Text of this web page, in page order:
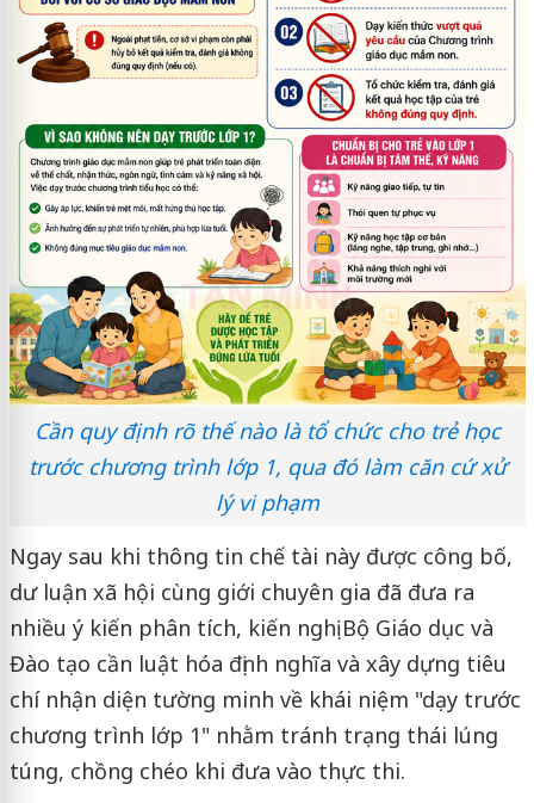
Cần quy định rõ thế nào là tổ chức cho trẻ học
trước chương trình lớp 1, qua đó làm căn cứ xử
lý vi phạm
Ngay sau khi thông tin chế tài này được công bố,
dư luận xã hội cùng giới chuyên gia đã đưa ra
nhiều ý kiến phân tích, kiến nghị Bộ Giáo dục và
Đào tạo cần luật hóa định nghĩa và xây dựng tiêu
chí nhận diện tường minh về khái niệm "dạy trước
chương trình lớp 1" nhằm tránh trạng thái lúng
túng, chồng chéo khi đưa vào thực thi.